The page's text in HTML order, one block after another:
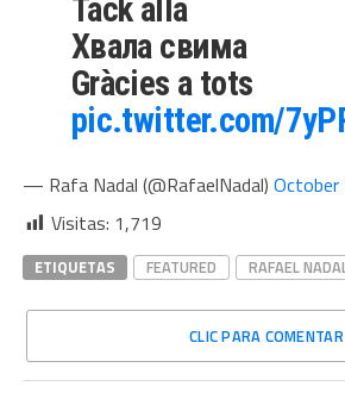
Tack alla
Хвала свима
Gràcies a tots
pic.twitter.com/
— Rafa Nadal (@RafaelNadal)
Visitas: 1,719
ETIQUETAS FEATURED RAFAEL
CLIC PARA COMENTAR